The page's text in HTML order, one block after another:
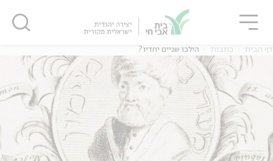
אנגלית
אנגלית
דף הבית כתבות הילכו שניים יחדיו?
סגור